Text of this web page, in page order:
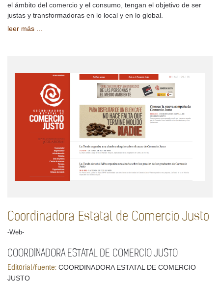
el ámbito del comercio y el consumo, tengan el objetivo de ser
justas y transformadoras en lo local y en lo global.
leer más ...
Coordinadora Estatal de Comercio Justo
-Web-
COORDINADORA ESTATAL DE COMERCIO JUSTO
Editorial/fuente: COORDINADORA ESTATAL DE COMERCIO
JUSTO